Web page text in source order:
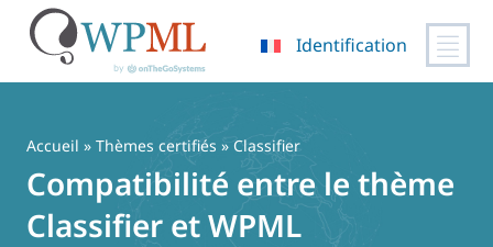
contenu
Identification
Accueil » Thèmes certifiés » Classifier
Compatibilité entre le thème
Classifier et WPML